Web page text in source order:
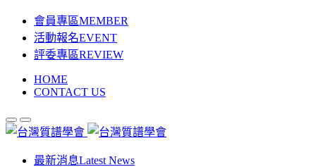
會員專區MEMBER
活動報名EVENT
評委專區REVIEW
HOME
CONTACT US
最新消息Latest News